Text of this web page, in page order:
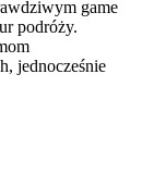
game
podróży.
jednocześnie